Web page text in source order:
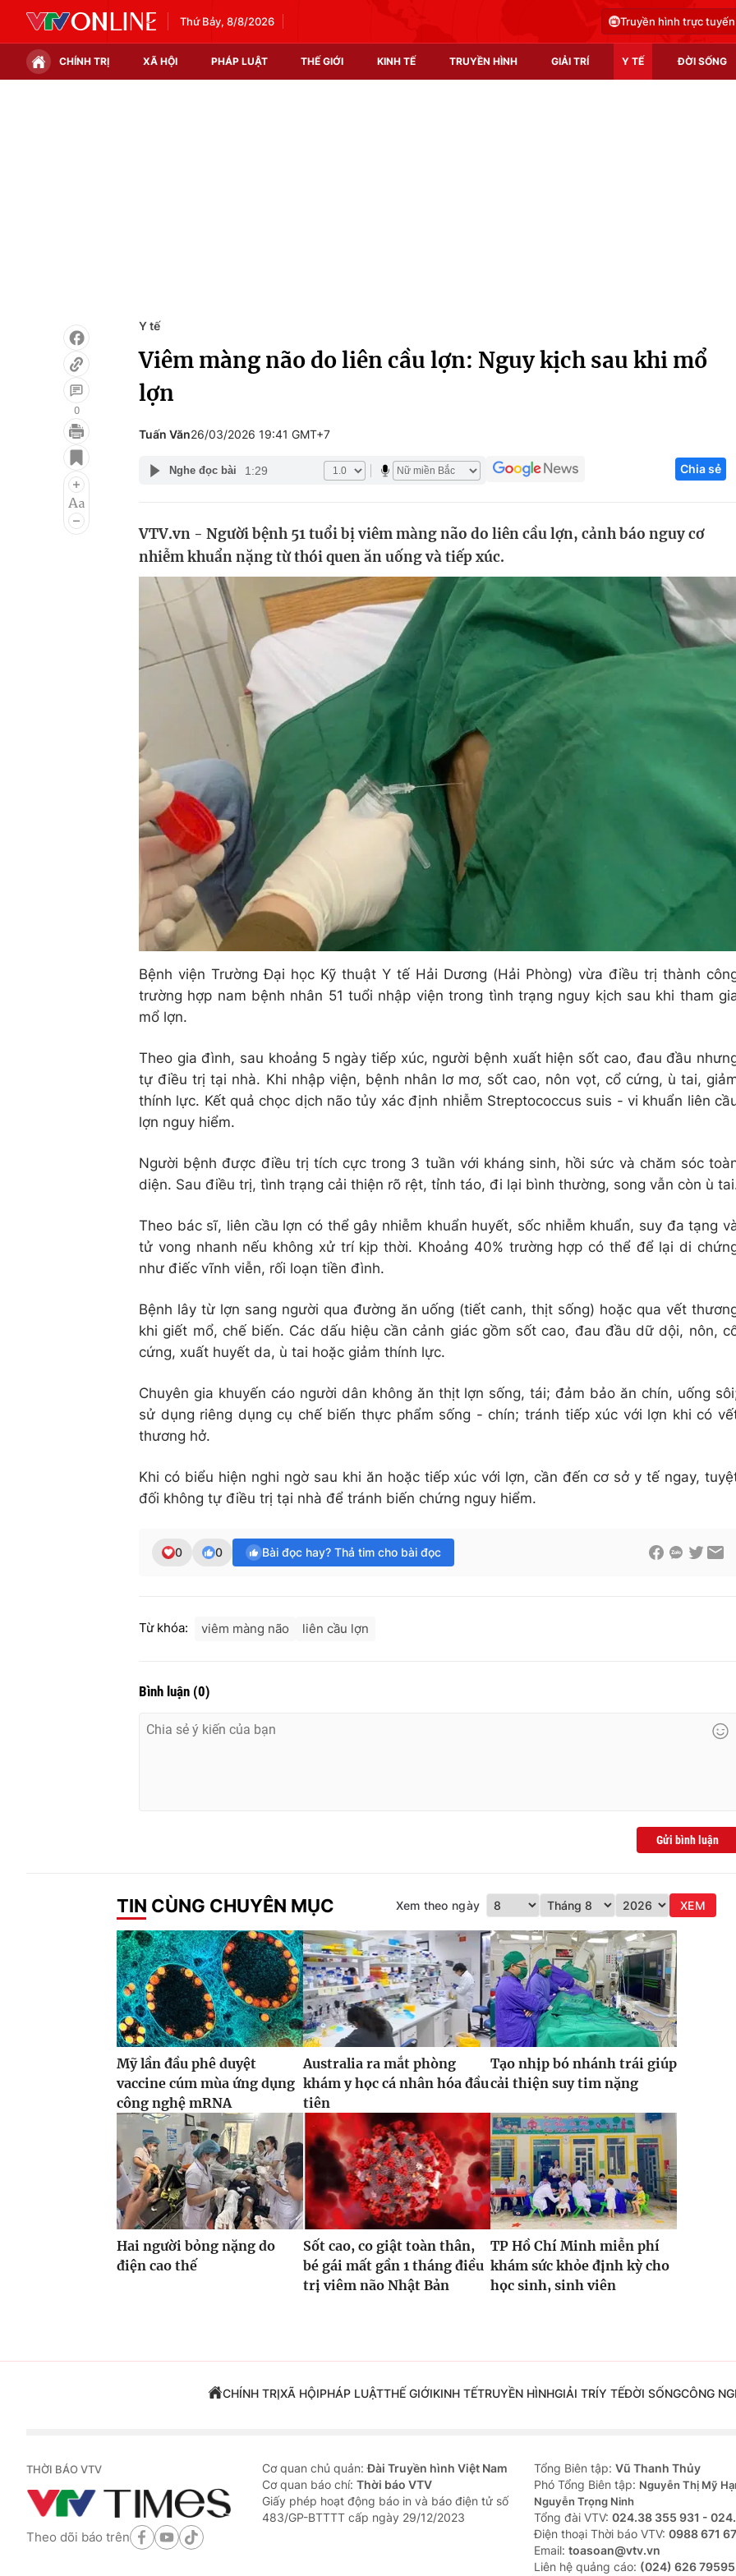
Thứ Bảy, 8/8/2026 Truyền hình trực tuyến
CHÍNH TRỊ XÃ HỘI PHÁP LUẬT THẾ GIỚI KINH TẾ TRUYỀN HÌNH GIẢI TRÍ Y TẾ ĐỜI SỐNG
Infographic
Điện ảnh
Âm nhạc
Du lịch
Chất lượng cuộc sống
Tuyển sinh
Hitech Công
Thị trường
Tư vấn
0
Y tế
Viêm màng não do liên cầu lợn: Nguy kịch sau khi mổ
lợn
Tuấn Văn26/03/2026 19:41 GMT+7
Nghe đọc bài 1:29 Chia sẻ
VTV.vn - Người bệnh 51 tuổi bị viêm màng não do liên cầu lợn, cảnh báo nguy cơ
nhiễm khuẩn nặng từ thói quen ăn uống và tiếp xúc.
Bệnh viện Trường Đại học Kỹ thuật Y tế Hải Dương (Hải Phòng) vừa điều trị thành
trường hợp nam bệnh nhân 51 tuổi nhập viện trong tình trạng nguy kịch sau khi tham
mổ lợn.
Theo gia đình, sau khoảng 5 ngày tiếp xúc, người bệnh xuất hiện sốt cao, đau đầu
tự điều trị tại nhà. Khi nhập viện, bệnh nhân lơ mơ, sốt cao, nôn vọt, cổ cứng, ù tai,
thính lực. Kết quả chọc dịch não tủy xác định nhiễm Streptococcus suis - vi khuẩn liên
lợn nguy hiểm.
Người bệnh được điều trị tích cực trong 3 tuần với kháng sinh, hồi sức và chăm sóc
diện. Sau điều trị, tình trạng cải thiện rõ rệt, tỉnh táo, đi lại bình thường, song vẫn còn ù
Theo bác sĩ, liên cầu lợn có thể gây nhiễm khuẩn huyết, sốc nhiễm khuẩn, suy đa tạng
tử vong nhanh nếu không xử trí kịp thời. Khoảng 40% trường hợp có thể để lại di
như điếc vĩnh viễn, rối loạn tiền đình.
Bệnh lây từ lợn sang người qua đường ăn uống (tiết canh, thịt sống) hoặc qua vết
khi giết mổ, chế biến. Các dấu hiệu cần cảnh giác gồm sốt cao, đau đầu dữ dội, nôn,
cứng, xuất huyết da, ù tai hoặc giảm thính lực.
Chuyên gia khuyến cáo người dân không ăn thịt lợn sống, tái; đảm bảo ăn chín, uống
sử dụng riêng dụng cụ chế biến thực phẩm sống - chín; tránh tiếp xúc với lợn khi có
thương hở.
Khi có biểu hiện nghi ngờ sau khi ăn hoặc tiếp xúc với lợn, cần đến cơ sở y tế ngay,
đối không tự điều trị tại nhà để tránh biến chứng nguy hiểm.
0 0 Bài đọc hay? Thả tim cho bài đọc
Từ khóa: viêm màng não liên cầu lợn
Bình luận (0)
Gửi bình luận
TIN CÙNG CHUYÊN MỤC Xem theo ngày XEM
Mỹ lần đầu phê duyệt
vaccine cúm mùa ứng dụng
công nghệ mRNA
Australia ra mắt phòng
khám y học cá nhân hóa đầu
tiên
Tạo nhịp bó nhánh trái giúp
cải thiện suy tim nặng
Hai người bỏng nặng do
điện cao thế
Sốt cao, co giật toàn thân,
bé gái mất gần 1 tháng điều
trị viêm não Nhật Bản
TP Hồ Chí Minh miễn phí
khám sức khỏe định kỳ cho
học sinh, sinh viên
CHÍNH TRỊXÃ HỘIPHÁP LUẬTTHẾ GIỚIKINH TẾTRUYỀN HÌNHGIẢI TRÍY TẾĐỜI SỐNGCÔNG
THỜI BÁO VTV
Theo dõi báo trên
Cơ quan chủ quản:Đài Truyền hình Việt Nam
Cơ quan báo chí: Thời báo VTV
Giấy phép hoạt động báo in và báo điện tử số
483/GP-BTTTT cấp ngày 29/12/2023
Tổng Biên tập: Vũ Thanh Thủy
Phó Tổng Biên tập: Nguyễn Thị Mỹ
Nguyễn Trọng Ninh
Tổng đài VTV: 024.38 355 931 -
Ðiện thoại Thời báo VTV: 0988 671
Email: toasoan@vtv.vn
Liên hệ quảng cáo: (024) 626 79595